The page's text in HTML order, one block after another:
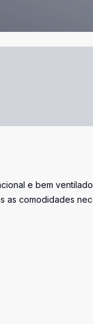
e bem
as comodidades